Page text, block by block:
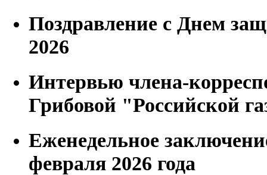
Поздравление с Днем
2026
Интервью члена-
Грибовой "Российской
Еженедельное
февраля 2026 года